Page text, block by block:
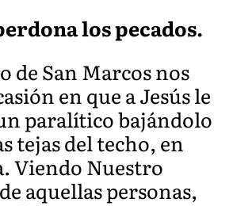
los pecados.
de San Marcos nos
en que a Jesús le
paralítico bajándolo
tejas del techo, en
Viendo Nuestro
aquellas personas,